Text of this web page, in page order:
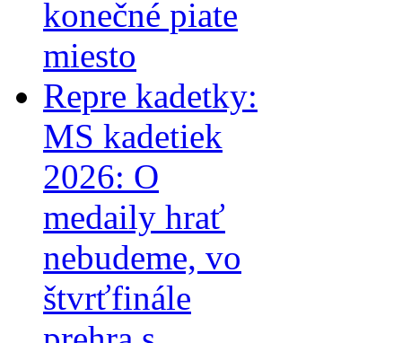
konečné piate
miesto
Repre kadetky:
MS kadetiek
2026: O
medaily hrať
nebudeme, vo
štvrťfinále